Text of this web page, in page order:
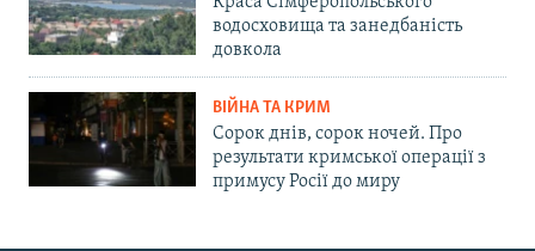
водосховища та занедбаність
довкола
ВІЙНА ТА КРИМ
Сорок днів, сорок ночей. Про
результати кримської операції з
примусу Росії до миру